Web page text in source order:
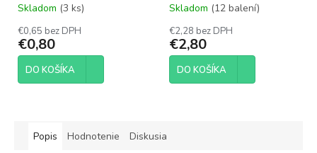
Skladom (3 ks)
€0,65 bez DPH
€0,80
DO KOŠÍKA
Skladom (12 balení)
€2,28 bez DPH
€2,80
DO KOŠÍKA
Popis Hodnotenie Diskusia